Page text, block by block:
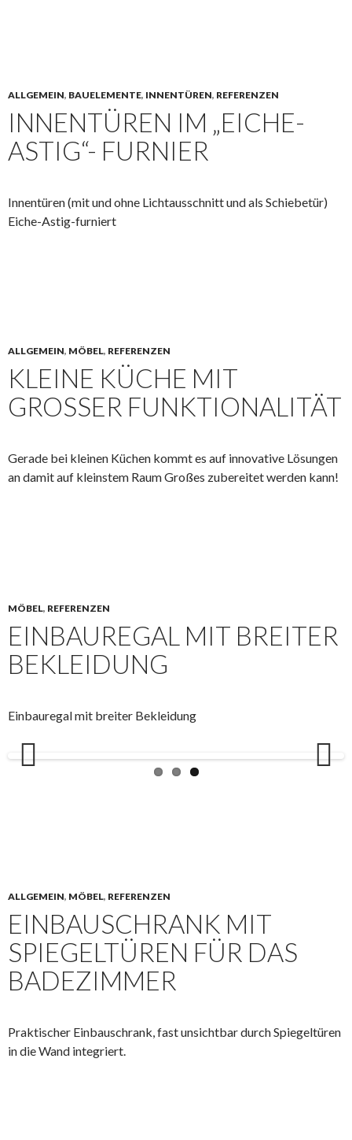
ALLGEMEIN, BAUELEMENTE, INNENTÜREN, REFERENZEN
INNENTÜREN IM „EICHE-
ASTIG“- FURNIER
Innentüren (mit und ohne Lichtausschnitt und als Schiebetür)
Eiche-Astig-furniert
ALLGEMEIN, MÖBEL, REFERENZEN
KLEINE KÜCHE MIT
GROSSER FUNKTIONALITÄT
Gerade bei kleinen Küchen kommt es auf innovative Lösungen
an damit auf kleinstem Raum Großes zubereitet werden kann!
MÖBEL, REFERENZEN
EINBAUREGAL MIT BREITER
BEKLEIDUNG
Einbauregal mit breiter Bekleidung
ALLGEMEIN, MÖBEL, REFERENZEN
EINBAUSCHRANK MIT
SPIEGELTÜREN FÜR DAS
BADEZIMMER
Praktischer Einbauschrank, fast unsichtbar durch Spiegeltüren
in die Wand integriert.